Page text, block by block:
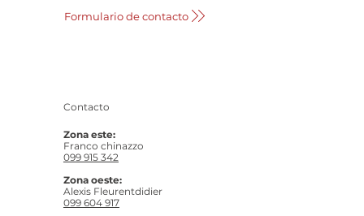
Formulario de contacto
Contacto
Zona este:
Franco chinazzo
099 915 342
Zona oeste:
Alexis Fleurentdidier
099 604 917